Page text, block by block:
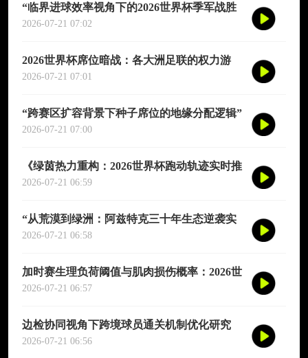
“临界进球效率视角下的2026世界杯季军战胜
负概率再评估”
2026-07-21 07:02
2026世界杯席位暗战：各大洲足联的权力游
戏、利益交换与投票策略
2026-07-21 07:01
“跨赛区扩容背景下种子席位的地缘分配逻辑”
2026-07-21 07:00
《绿茵热力重构：2026世界杯跑动轨迹实时推
演图谱》
2026-07-21 06:59
“从荒漠到绿洲：阿兹特克三十年生态逆袭实
录”
2026-07-21 06:58
加时赛生理负荷阈值与肌肉损伤概率：2026世
界杯多维度预测模型
2026-07-21 06:57
边检协同视角下跨境球员通关机制优化研究
——以2026年联合世界杯为场景
2026-07-21 06:56